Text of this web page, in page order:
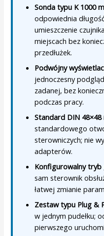
Sonda typu K 1000
odpowiednia
umieszczenie
miejscach bez
przedłużek.
Podwójny
jednoczesny
zadanej, bez
podczas pracy.
Standard DIN 48×48
standardowego
sterowniczych; nie
adapterów.
Konfigurowalny tryb
sam sterownik
łatwej zmianie
Zestaw typu Plug &
w jednym pudełku;
pierwszego